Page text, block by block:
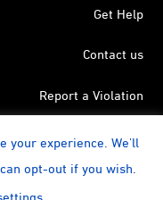
Get Help
Contact us
Report a Violation
in the Terrorism List
Twitter
Facebook
your experience. We'll
opt-out if you wish.